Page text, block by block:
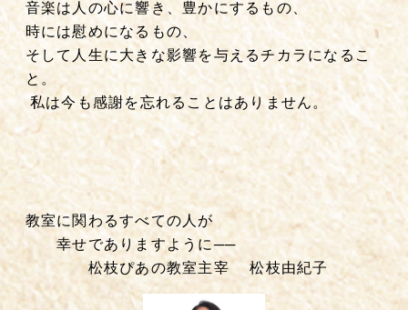
音楽は人の心に響き、豊かにするもの、
時には慰めになるもの、
そして人生に大きな影響を与えるチカラになるこ
と。
私は今も感謝を忘れることはありません。
教室に関わるすべての人が
幸せでありますように──
松枝ぴあの教室主宰 松枝由紀子